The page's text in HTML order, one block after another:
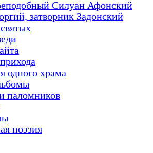
Силуан Афонский
затворник Задонский
одного храма
паломников
поэзия